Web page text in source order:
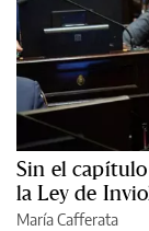
Sin el
la Ley de
María Cafferata